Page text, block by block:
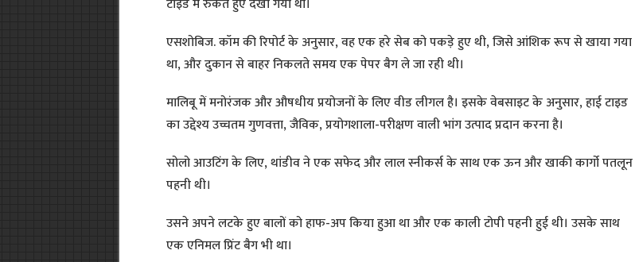
टाइड में रुकते हुए देखा गया था।
एसशोबिज. कॉम की रिपोर्ट के अनुसार, वह एक हरे सेब को पकड़े हुए थी, जिसे आंशिक रूप से खाया गया
था, और दुकान से बाहर निकलते समय एक पेपर बैग ले जा रही थी।
मालिबू में मनोरंजक और औषधीय प्रयोजनों के लिए वीड लीगल है। इसके वेबसाइट के अनुसार, हाई टाइड
का उद्देश्य उच्चतम गुणवत्ता, जैविक, प्रयोगशाला-परीक्षण वाली भांग उत्पाद प्रदान करना है।
सोलो आउटिंग के लिए, थांडीव ने एक सफेद और लाल स्नीकर्स के साथ एक ऊन और खाकी कार्गो पतलून
पहनी थी।
उसने अपने लटके हुए बालों को हाफ-अप किया हुआ था और एक काली टोपी पहनी हुई थी। उसके साथ
एक एनिमल प्रिंट बैग भी था।